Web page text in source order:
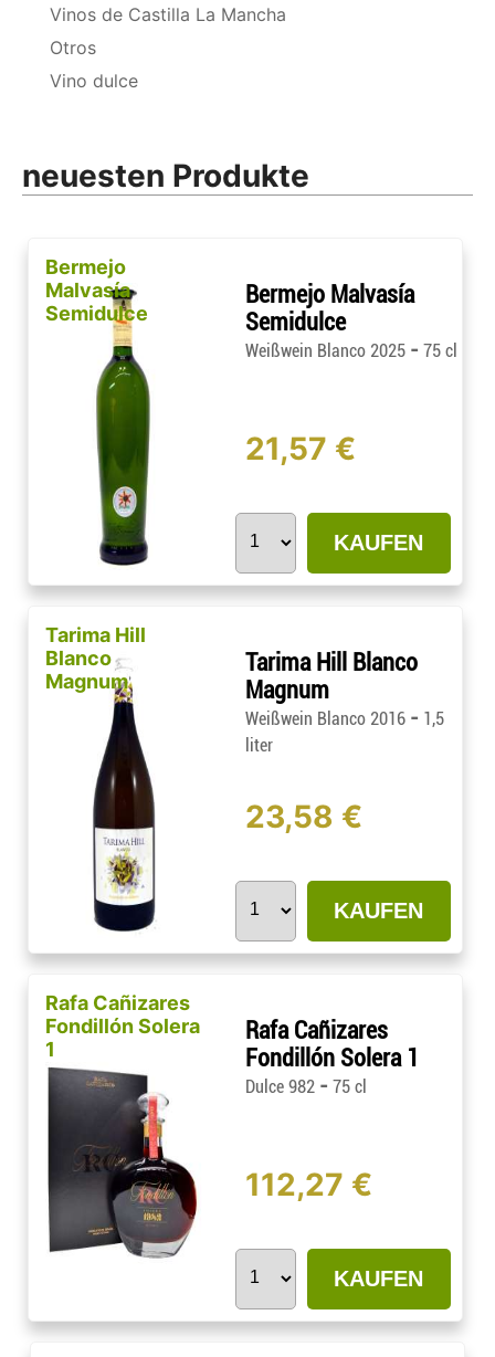
Vinos de Castilla La Mancha
Otros
Vino dulce
neuesten Produkte
Bermejo
Malvasía
Semidulce
Bermejo Malvasía
Semidulce
Weißwein Blanco 2025 - 75 cl
21,57 €
KAUFEN
Tarima Hill
Blanco
Magnum
Tarima Hill Blanco
Magnum
Weißwein Blanco 2016 - 1,5
liter
23,58 €
KAUFEN
Rafa Cañizares
Fondillón Solera
1
Rafa Cañizares
Fondillón Solera 1
Dulce 982 - 75 cl
112,27 €
KAUFEN